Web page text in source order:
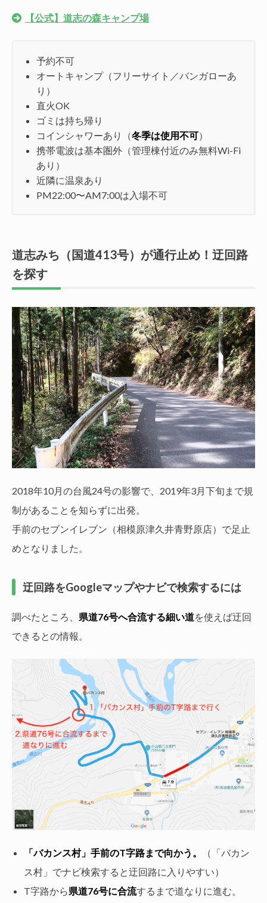
【公式】道志の森キャンプ場
予約不可
オートキャンプ（フリーサイト／バンガローあ
り）
直火OK
ゴミは持ち帰り
コインシャワーあり（冬季は使用不可）
携帯電波は基本圏外（管理棟付近のみ無料Wi-Fi
あり）
近隣に温泉あり
PM22:00〜AM7:00は入場不可
道志みち（国道413号）が通行止め！迂回路
を探す
2018年10月の台風24号の影響で、2019年3月下旬まで規
制があることを知らずに出発。
手前のセブンイレブン（相模原津久井青野原店）で足止
めとなりました。
迂回路をGoogleマップやナビで検索するには
調べたところ、 県道76号へ合流する細い道を使えば迂回
できるとの情報。
「バカンス村」手前のT字路まで向かう。
（「バカン
ス村」でナビ検索すると迂回路に入りやすい）
T字路から県道76号に合流するまで道なりに進む。